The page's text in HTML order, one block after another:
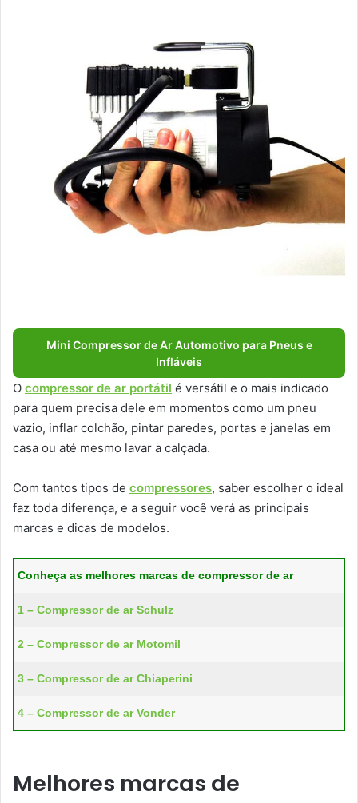
Mini Compressor de Ar Automotivo para Pneus e
Infláveis
O compressor de ar portátil é versátil e o mais indicado
para quem precisa dele em momentos como um pneu
vazio, inflar colchão, pintar paredes, portas e janelas em
casa ou até mesmo lavar a calçada.
Com tantos tipos de compressores, saber escolher o ideal
faz toda diferença, e a seguir você verá as principais
marcas e dicas de modelos.
Conheça as melhores marcas de compressor de ar
1 – Compressor de ar Schulz
2 – Compressor de ar Motomil
3 – Compressor de ar Chiaperini
4 – Compressor de ar Vonder
Melhores marcas de